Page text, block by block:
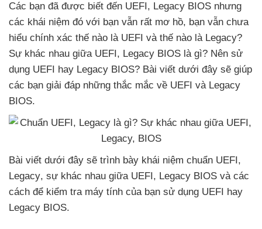
Các bạn đã được biết đến UEFI, Legacy BIOS nhưng
các khái niệm đó với bạn vẫn rất mơ hồ, bạn vẫn chưa
hiểu chính xác thế nào là UEFI và thế nào là Legacy?
Sự khác nhau giữa UEFI, Legacy BIOS là gì? Nên sử
dụng UEFI hay Legacy BIOS? Bài viết dưới đây sẽ giúp
các bạn giải đáp những thắc mắc về UEFI và Legacy
BIOS.
Bài viết dưới đây sẽ trình bày khái niệm chuẩn UEFI,
Legacy, sự khác nhau giữa UEFI, Legacy BIOS và các
cách để kiểm tra máy tính của bạn sử dụng UEFI hay
Legacy BIOS.